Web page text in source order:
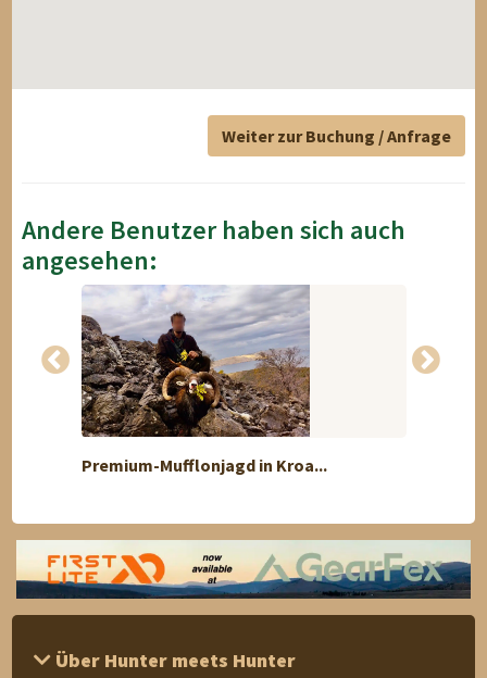
Weiter zur Buchung / Anfrage
Andere Benutzer haben sich auch
angesehen:
Premium-Mufflonjagd in Kroa...
Über Hunter meets Hunter